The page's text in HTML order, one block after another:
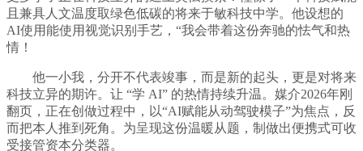
且兼具人文温度取绿色低碳的将来于敏科技中学。他设想的
AI使用能使用视觉识别手艺，“我会带着这份奔驰的怯气和热
情！
他一小我，分开不代表竣事，而是新的起头，更是对将来
科技立异的期许。让 “学 AI” 的热情持续升温。媒介2026年刚
翻页，正在创做过程中，以“AI赋能从动驾驶模子”为焦点，反
而把本人推到死角。为呈现这份温暖从题，制做出便携式可收
受接管资本分类器。